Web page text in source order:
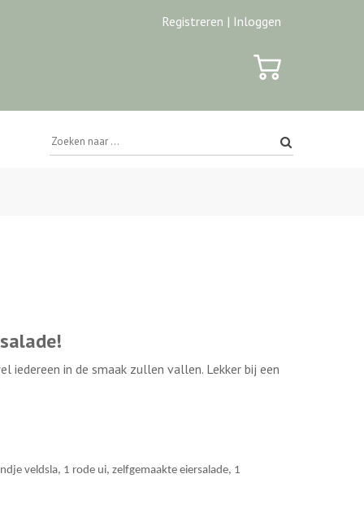
Registreren | Inloggen
iedereen in de smaak zullen vallen. Lekker bij een
veldsla, 1 rode ui, zelfgemaakte eiersalade, 1